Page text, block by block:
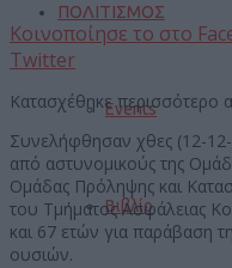
ΠΟΛΙΤΙΣΜΟΣ
Events
Βιβλίο
Κοινοποίησε το στο
Twitter
Κατασχέθηκε περισσότερο
Συνελήφθησαν χθες (12-
από αστυνομικούς της
Ομάδας Πρόληψης και
του Τμήματος Ασφάλειας
και 67 ετών για παράβαση
ουσιών.